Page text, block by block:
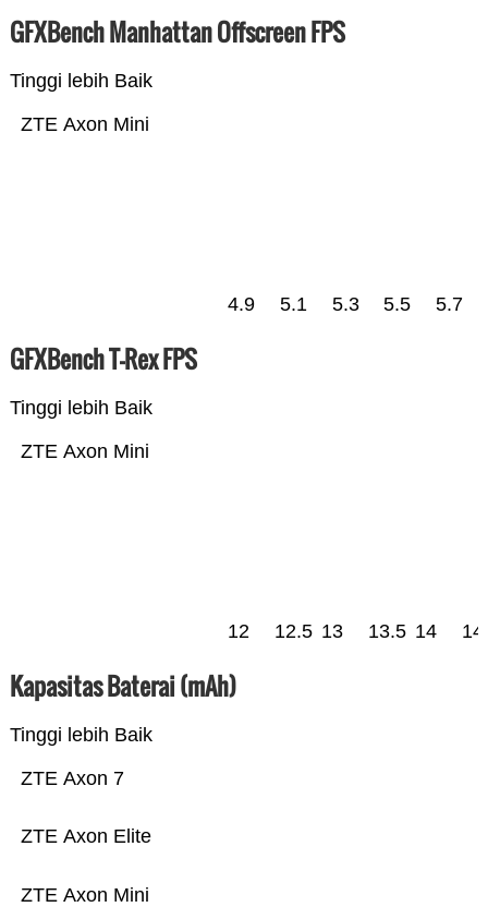
GFXBench Manhattan Offscreen FPS
Tinggi lebih Baik
ZTE Axon Mini
4.9 5.1 5.3 5.5 5.7
GFXBench T-Rex FPS
Tinggi lebih Baik
ZTE Axon Mini
12 12.5 13 13.5 14
Kapasitas Baterai (mAh)
Tinggi lebih Baik
ZTE Axon Mini
ZTE Axon Elite
ZTE Axon 7